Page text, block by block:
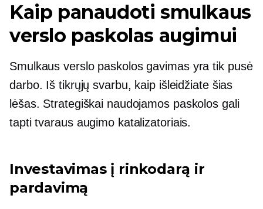
Kaip panaudoti smulkaus
verslo paskolas augimui
Smulkaus verslo paskolos gavimas yra tik pusė
darbo. Iš tikrųjų svarbu, kaip išleidžiate šias
lėšas. Strategiškai naudojamos paskolos gali
tapti tvaraus augimo katalizatoriais.
Investavimas į rinkodarą ir
pardavimą